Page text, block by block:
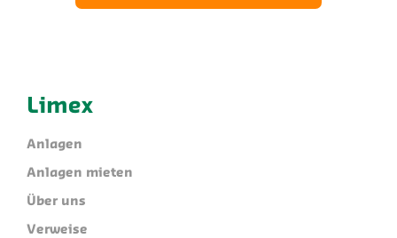
Limex
Anlagen
Anlagen mieten
Über uns
Verweise